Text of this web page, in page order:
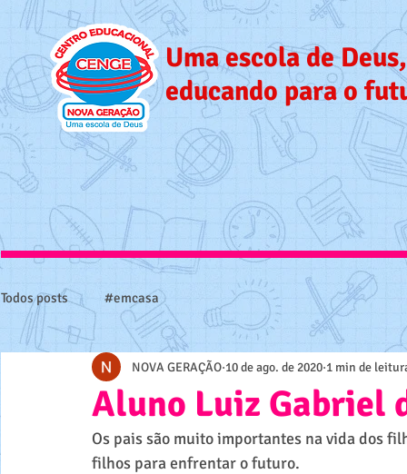
Uma escola de Deus,
educando para o
Todos posts #emcasa
Aluno Luiz Gabriel
NOVA GERAÇÃO 10 de ago. de 2020 1 min de
Os pais são muito importantes na vida dos
filhos para enfrentar o futuro.